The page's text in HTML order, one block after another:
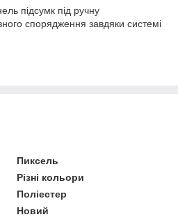
підсумк під ручну
спорядження завдяки системі
Пиксель
Різні кольори
Поліестер
Новий